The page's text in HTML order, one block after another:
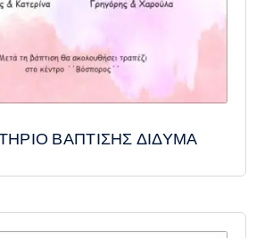
ΒΑΠΤΙΣΗΣ ΔΙΔΥΜΑ